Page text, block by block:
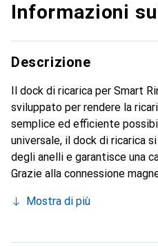
Informazioni
Descrizione
Il dock di ricarica per Smart
sviluppato per rendere la
semplice ed efficiente
universale, il dock di ricarica
degli anelli e garantisce una
Grazie alla connessione
immediatamente. Un
affidabile. Mentre l'anello è in
Mostra di più